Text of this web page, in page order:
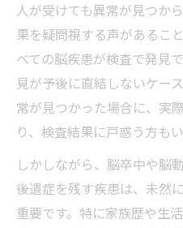
人が受けても異常が見つか
果を疑問視する声があるこ
べての脳疾患が検査で発見
見が予後に直結しないケー
常が見つかった場合に、実
り、検査結果に戸惑う方もい
しかしながら、脳卒中や脳
後遺症を残す疾患は、未然
重要です。特に家族歴や生